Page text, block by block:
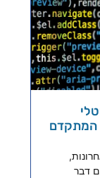
המתקדם
דבר